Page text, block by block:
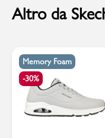
Altro da
Memory Foam
-30%